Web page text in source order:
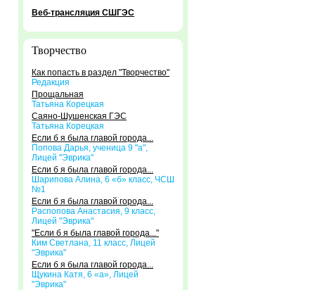
Веб-трансляция СШГЭС
Творчество
Как попасть в раздел "Творчество"
Редакция
Прощальная
Татьяна Корецкая
Саяно-Шушенская ГЭС
Татьяна Корецкая
Если б я была главой города...
Попова Дарья, ученица 9 "а",
Лицей "Эврика"
Если б я была главой города...
Шарипова Алина, 6 «б» класс, ЧСШ
№1
Если б я была главой города...
Распопова Анастасия, 9 класс,
Лицей "Эврика"
"Если б я была главой города..."
Ким Светлана, 11 класс, Лицей
"Эврика"
Если б я была главой города...
Щукина Катя, 6 «а», Лицей
"Эврика"